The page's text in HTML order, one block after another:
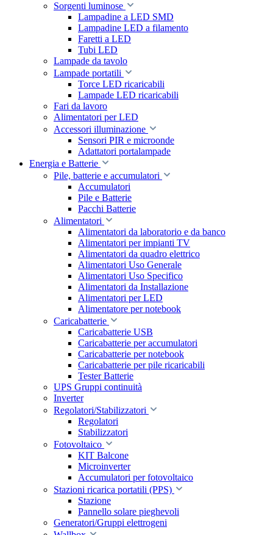
Sorgenti luminose
Lampadine a LED SMD
Lampadine LED a filamento
Faretti a LED
Tubi LED
Lampade da tavolo
Lampade portatili
Torce LED ricaricabili
Lampade LED ricaricabili
Fari da lavoro
Alimentatori per LED
Accessori illuminazione
Sensori PIR e microonde
Adattatori portalampade
Energia e Batterie
Pile, batterie e accumulatori
Accumulatori
Pile e Batterie
Pacchi Batterie
Alimentatori
Alimentatori da laboratorio e da banco
Alimentatori per impianti TV
Alimentatori da quadro elettrico
Alimentatori Uso Generale
Alimentatori Uso Specifico
Alimentatori da Installazione
Alimentatori per LED
Alimentatore per notebook
Caricabatterie
Caricabatterie USB
Caricabatterie per accumulatori
Caricabatterie per notebook
Caricabatterie per pile ricaricabili
Tester Batterie
UPS Gruppi continuità
Inverter
Regolatori/Stabilizzatori
Regolatori
Stabilizzatori
Fotovoltaico
KIT Balcone
Microinverter
Accumulatori per fotovoltaico
Stazioni ricarica portatili (PPS)
Stazione
Pannello solare pieghevoli
Generatori/Gruppi elettrogeni